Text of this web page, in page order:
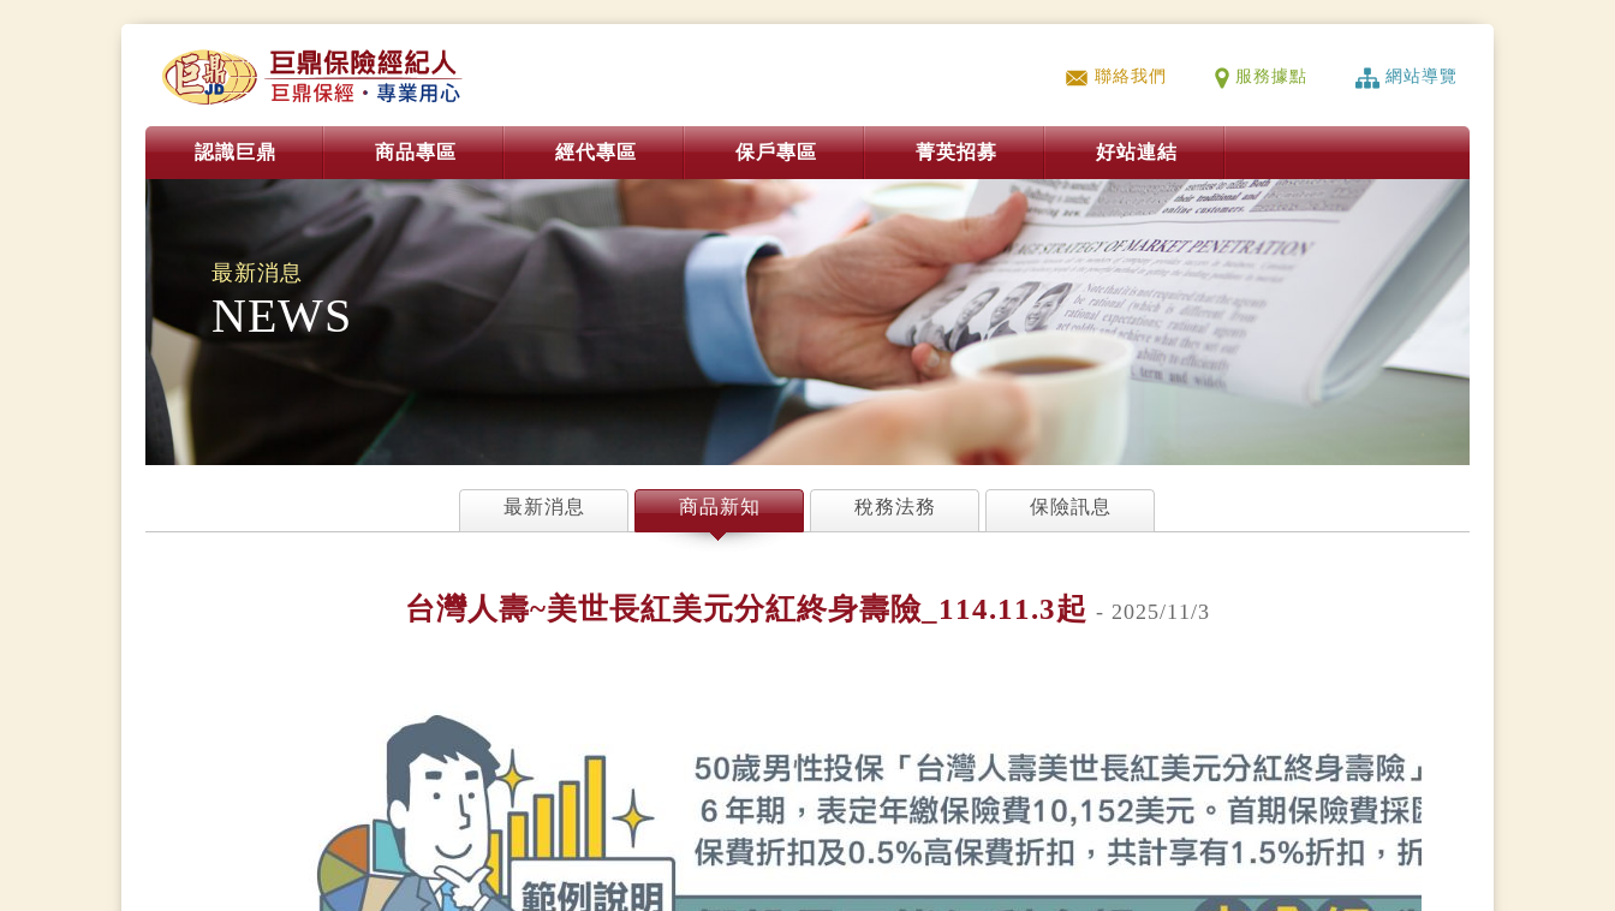
聯絡我們 服務據點 網站導覽
認識巨鼎 商品專區 經代專區 保戶專區 菁英招募 好站連結
最新消息
NEWS
最新消息 商品新知 稅務法務 保險訊息
台灣人壽~美世長紅美元分紅終身壽險_114.11.3起 - 2025/11/3